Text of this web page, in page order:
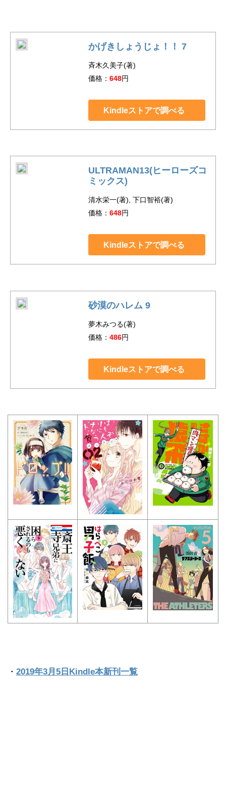
かげきしょうじょ！！ 7
斉木久美子(著)
価格： 648円
Kindleストアで調べる
ULTRAMAN13(ヒーローズコ
ミックス)
清水栄一(著), 下口智裕(著)
価格： 648円
Kindleストアで調べる
砂漠のハレム 9
夢木みつる(著)
価格： 486円
Kindleストアで調べる
・ 2019年3月5日Kindle本新刊一覧